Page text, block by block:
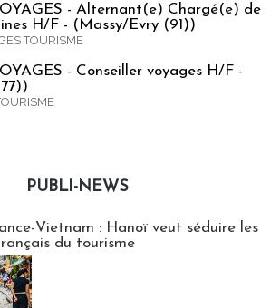
- Alternant(e) Chargé(e) de
H/F - (Massy/Evry (91))
TOURISME
- Conseiller voyages H/F -
PUBLI-NEWS
Vietnam : Hanoï veut séduire les
du tourisme